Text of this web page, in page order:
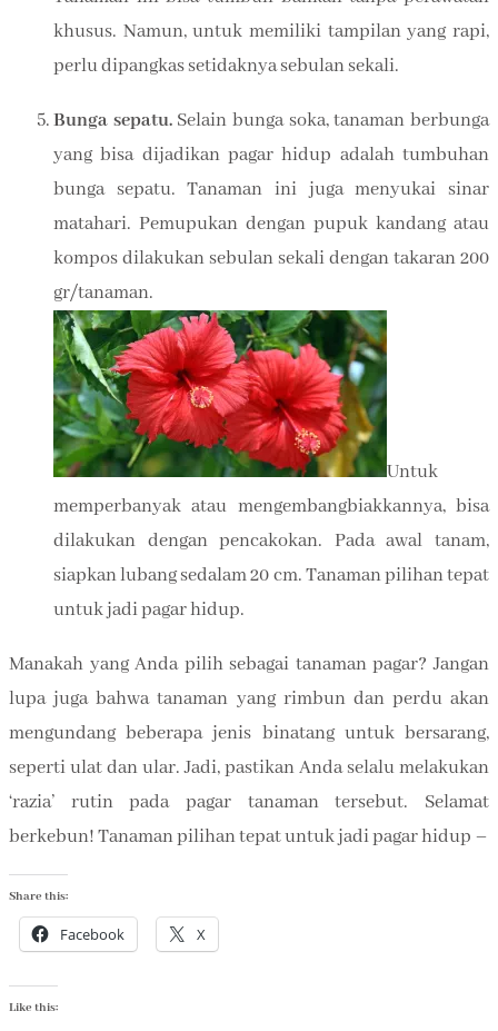
khusus. Namun, untuk memiliki tampilan yang rapi,
perlu dipangkas setidaknya sebulan sekali.
Bunga sepatu.Selain bunga soka, tanaman berbunga
yang bisa dijadikan pagar hidup adalah tumbuhan
bunga sepatu. Tanaman ini juga menyukai sinar
matahari. Pemupukan dengan pupuk kandang atau
kompos dilakukan sebulan sekali dengan takaran 200
gr/tanaman.
Untuk
memperbanyak atau mengembangbiakkannya, bisa
dilakukan dengan pencakokan. Pada awal tanam,
siapkan lubang sedalam 20 cm. Tanaman pilihan tepat
untuk jadi pagar hidup.
Manakah yang Anda pilih sebagai tanaman pagar? Jangan
lupa juga bahwa tanaman yang rimbun dan perdu akan
mengundang beberapa jenis binatang untuk bersarang,
seperti ulat dan ular. Jadi, pastikan Anda selalu melakukan
‘razia’ rutin pada pagar tanaman tersebut. Selamat
berkebun! Tanaman pilihan tepat untuk jadi pagar hidup –
Share this:
Facebook X
Like this: